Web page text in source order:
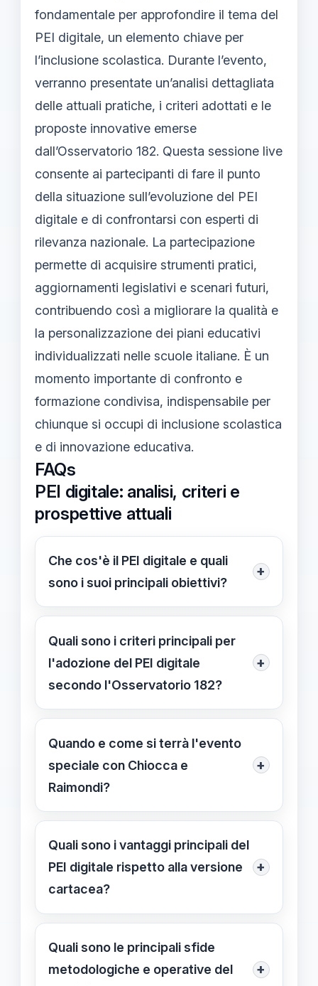
fondamentale per approfondire il tema del
PEI digitale, un elemento chiave per
l’inclusione scolastica. Durante l’evento,
verranno presentate un’analisi dettagliata
delle attuali pratiche, i criteri adottati e le
proposte innovative emerse
dall’Osservatorio 182. Questa sessione live
consente ai partecipanti di fare il punto
della situazione sull’evoluzione del PEI
digitale e di confrontarsi con esperti di
rilevanza nazionale. La partecipazione
permette di acquisire strumenti pratici,
aggiornamenti legislativi e scenari futuri,
contribuendo così a migliorare la qualità e
la personalizzazione dei piani educativi
individualizzati nelle scuole italiane. È un
momento importante di confronto e
formazione condivisa, indispensabile per
chiunque si occupi di inclusione scolastica
e di innovazione educativa.
FAQs
PEI digitale: analisi, criteri e
prospettive attuali
Che cos'è il PEI digitale e quali
sono i suoi principali obiettivi?
+
Il PEI digitale è una versione
elettronica del Piano Educativo
Individualizzato, che mira a
aggiornare e condividere le strategie
personalizzazione degli interventi.
Quali sono i criteri principali per
l'adozione del PEI digitale
secondo l'Osservatorio 182?
+
I principali criteri includono l'usabilità
delle piattaforme, la sicurezza dei dati
e la compatibilità con altri sistemi
scolastici, garantendo
Quando e come si terrà l'evento
speciale con Chiocca e
Raimondi?
+
L'evento si svolgerà in live streaming
martedì 24 febbraio alle 17:00 sui
canali Facebook e YouTube di
Orizzonte Scuola. Si consiglia di
Quali sono i vantaggi principali del
PEI digitale rispetto alla versione
cartacea?
+
Il PEI digitale permette aggiornamenti
più tempestivi, una gestione
condivisa e una comunicazione più
Quali sono le principali sfide
metodologiche e operative del
+